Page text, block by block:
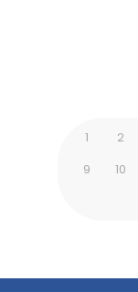
1 2
9
10